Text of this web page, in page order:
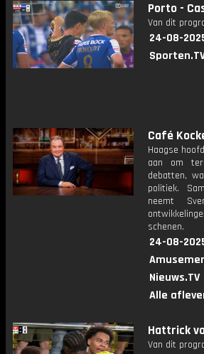
Porto -
Van dit
24-08-
Café
Haagse
aan om
debatten,
politiek.
neemt
schenen.
24-08-
Nieuws.TV
Alle
Hattrick
Van dit